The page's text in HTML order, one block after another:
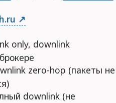
only, downlink
zero-hop (пакеты не
downlink (не